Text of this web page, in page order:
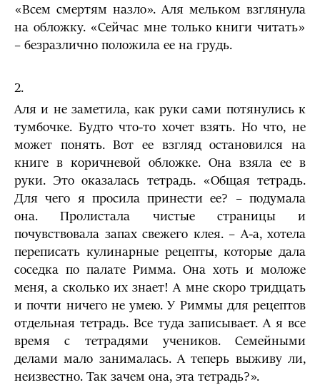
«Всем смертям назло». Аля мельком взглянула
на обложку. «Сейчас мне только книги читать»
– безразлично положила ее на грудь.
2.
Аля и не заметила, как руки сами потянулись к
тумбочке. Будто что-то хочет взять. Но что, не
может понять. Вот ее взгляд остановился на
книге в коричневой обложке. Она взяла ее в
руки. Это оказалась тетрадь. «Общая тетрадь.
Для чего я просила принести ее? – подумала
она. Пролистала чистые страницы и
почувствовала запах свежего клея. – А-а, хотела
переписать кулинарные рецепты, которые дала
соседка по палате Римма. Она хоть и моложе
меня, а сколько их знает! А мне скоро тридцать
и почти ничего не умею. У Риммы для рецептов
отдельная тетрадь. Все туда записывает. А я все
время с тетрадями учеников. Семейными
делами мало занималась. А теперь выживу ли,
неизвестно. Так зачем она, эта тетрадь?».